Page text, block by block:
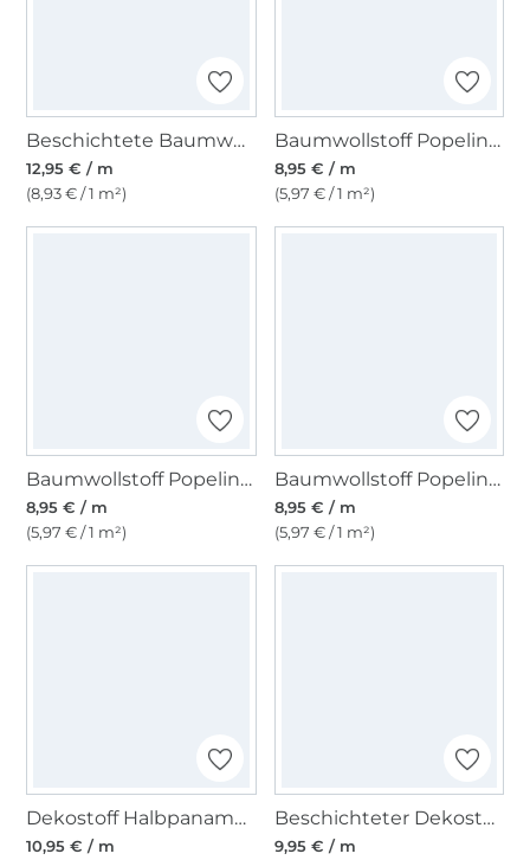
Beschichtete Baumwolle Punkte, jeansblau
12,95 € / m
(8,93 € / 1 m²)
Baumwollstoff Popeline beere
8,95 € / m
(5,97 € / 1 m²)
Baumwollstoff Popeline erdbeerrot
8,95 € / m
(5,97 € / 1 m²)
Baumwollstoff Popeline hellgrau
8,95 € / m
(5,97 € / 1 m²)
Dekostoff Halbpanama Kombinationsstoff natur
10,95 € / m
Beschichteter Dekostoff Canvas. natur
9,95 € / m